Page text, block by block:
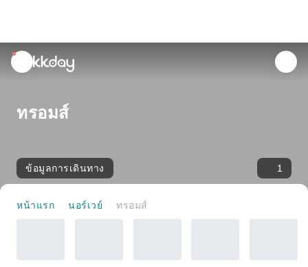
unread
notifications
ทรอมส์
ข้อมูลการเดินทาง 1
หน้าแรก นอร์เวย์ ทรอมส์